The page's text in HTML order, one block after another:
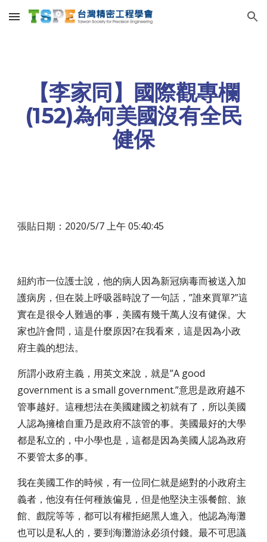
Skip to main content Skip to navigation
【李家同】國際觀專欄
(152)為何美國沒有全民
健保
張貼日期：2020/5/7 上午 05:40:45
紐約市一位護士說，他的病人因為新冠病毒而被送入加
護病房，但在裝上呼吸器時說了一句話，”誰來買單?”這
實在是很令人難過的事，美國有幾千萬人沒有健保。大
家也許會問，這是什麼原因?在我看來，這是因為小政
府主義的想法。
所謂小政府主義，用英文來說，就是”A good
government is a small government.”意思是政府越不
管事越好。這種想法在美國建國之初就有了，所以美國
人認為擁槍自重乃是政府不該管的事。美國最好的大學
都是私立的，中小學也是，這都是因為美國人認為政府
不要管太多的事。
我在美國工作的時候，有一位同仁就是絕對的小政府主
義者，他沒有任何種族偏見，但是他堅決主張餐館、旅
館、戲院等等，都可以有權拒絕黑人進入。他認為海灘
也可以是私人的，要到海灘游泳必須付錢。最不可思議